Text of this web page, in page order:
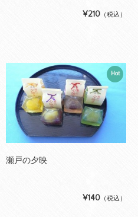
¥210 （税込）
Hot
瀬戸の夕映
¥140 （税込）